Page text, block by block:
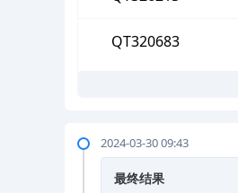
QT320683
2024-03-30 09:43
最终结果